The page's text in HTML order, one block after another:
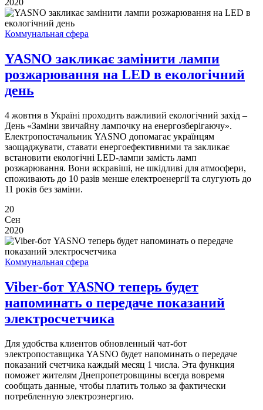
Коммунальная сфера
YASNO закликає замінити лампи
розжарювання на LED в екологічний
день
4 жовтня в Україні проходить важливий екологічний захід –
День «Заміни звичайну лампочку на енергозберігаючу».
Електропостачальник YASNO допомагає українцям
заощаджувати, ставати енергоефективними та закликає
встановити екологічні LED-лампи замість ламп
розжарювання. Вони яскравіші, не шкідливі для атмосфери,
споживають до 10 разів менше електроенергії та слугують до
11 років без заміни.
20
Сен
2020
Коммунальная сфера
Viber-бот YASNO теперь будет
напоминать о передаче показаний
электросчетчика
Для удобства клиентов обновленный чат-бот
электропоставщика YASNO будет напоминать о передаче
показаний счетчика каждый месяц 1 числа. Эта функция
поможет жителям Днепропетровщины всегда вовремя
сообщать данные, чтобы платить только за фактически
потребленную электроэнергию.